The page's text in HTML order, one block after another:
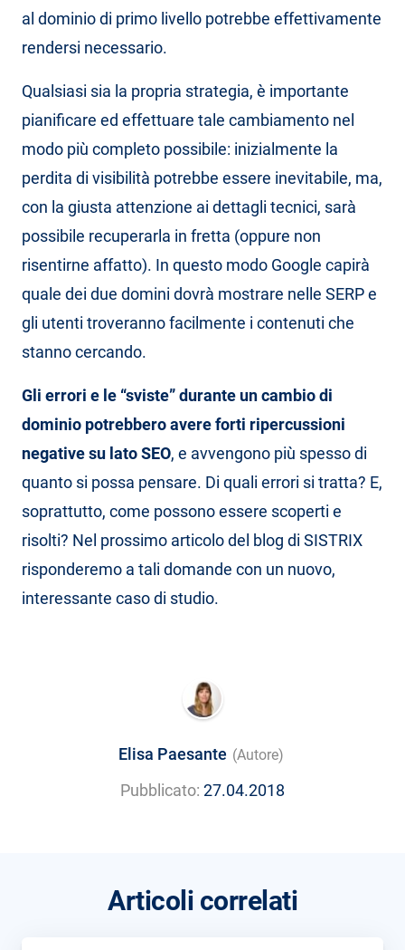
al dominio di primo livello potrebbe effettivamente
rendersi necessario.
Qualsiasi sia la propria strategia, è importante
pianificare ed effettuare tale cambiamento nel
modo più completo possibile: inizialmente la
perdita di visibilità potrebbe essere inevitabile, ma,
con la giusta attenzione ai dettagli tecnici, sarà
possibile recuperarla in fretta (oppure non
risentirne affatto). In questo modo Google capirà
quale dei due domini dovrà mostrare nelle SERP e
gli utenti troveranno facilmente i contenuti che
stanno cercando.
Gli errori e le “sviste” durante un cambio di
dominio potrebbero avere forti ripercussioni
negative su lato SEO, e avvengono più spesso di
quanto si possa pensare. Di quali errori si tratta? E,
soprattutto, come possono essere scoperti e
risolti? Nel prossimo articolo del blog di SISTRIX
risponderemo a tali domande con un nuovo,
interessante caso di studio.
Elisa Paesante (Autore)
Pubblicato: 27.04.2018
Articoli correlati